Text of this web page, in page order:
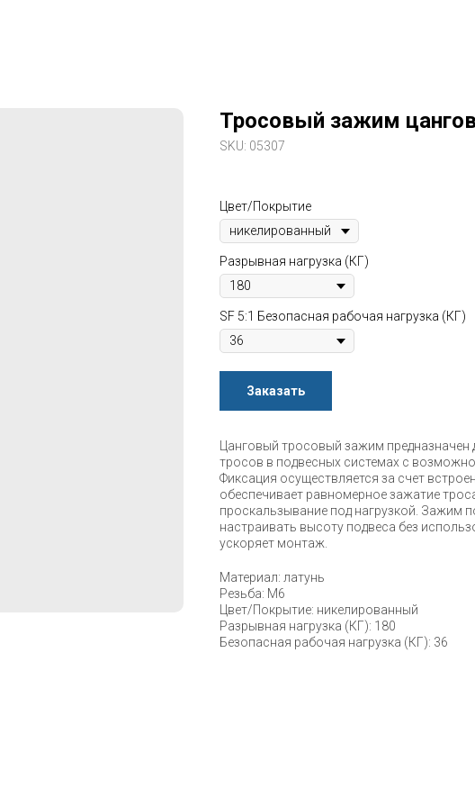
Тросовый зажим
SKU: 05307
Цвет/Покрытие
Разрывная нагрузка (КГ)
SF 5:1 Безопасная рабочая нагрузка (КГ)
Заказать
Цанговый тросовый зажим
тросов в подвесных системах с
Фиксация осуществляется за счет
обеспечивает равномерное зажатие
проскальзывание под нагрузкой. Зажим
настраивать высоту подвеса без
ускоряет монтаж.
Материал: латунь
Резьба: M6
Цвет/Покрытие: никелированный
Разрывная нагрузка (КГ): 180
Безопасная рабочая нагрузка (КГ): 36